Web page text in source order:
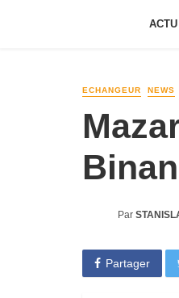
ECHANGEUR NEWS
Par
Partager